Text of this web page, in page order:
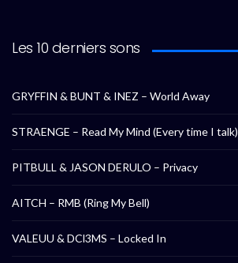
Les 10 derniers sons
GRYFFIN & BUNT & INEZ – World Away
STRAENGE – Read My Mind (Every time I talk)
PITBULL & JASON DERULO – Privacy
AITCH – RMB (Ring My Bell)
VALEUU & DCl3MS – Locked In